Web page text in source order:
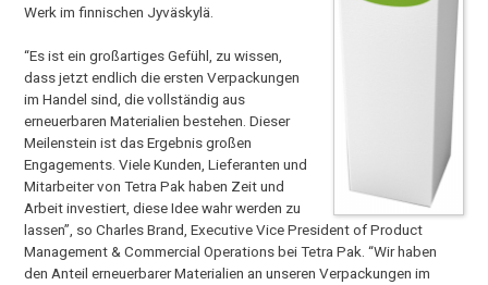
Werk im finnischen Jyväskylä.
“Es ist ein großartiges Gefühl, zu wissen,
dass jetzt endlich die ersten Verpackungen
im Handel sind, die vollständig aus
erneuerbaren Materialien bestehen. Dieser
Meilenstein ist das Ergebnis großen
Engagements. Viele Kunden, Lieferanten und
Mitarbeiter von Tetra Pak haben Zeit und
Arbeit investiert, diese Idee wahr werden zu
lassen”, so Charles Brand, Executive Vice President of Product
Management & Commercial Operations bei Tetra Pak. “Wir haben
den Anteil erneuerbarer Materialien an unseren Verpackungen im